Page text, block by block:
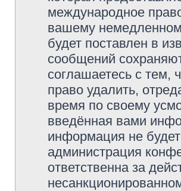
международное
вашему
будет поставлен в
сообщений
соглашаетесь с
право удалить,
время по своему
введённая вами
информация не
администрация
ответственна за